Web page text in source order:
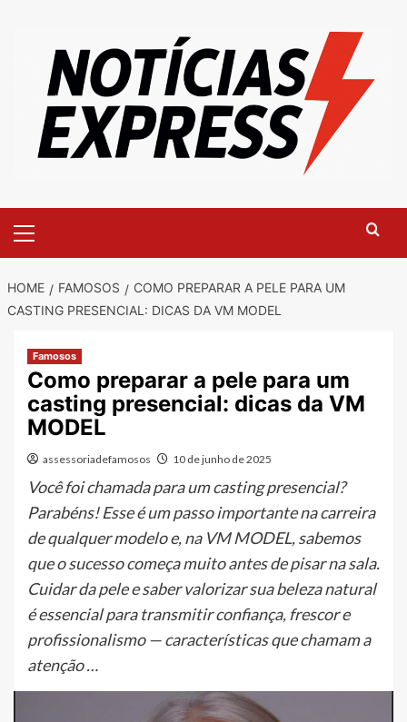
Menu
HOME FAMOSOS
COMO PREPARAR A PELE PARA UM
CASTING PRESENCIAL: DICAS DA VM MODEL
Famosos
Como preparar a pele para um
casting presencial: dicas da VM
MODEL
assessoriadefamosos 10 de junho de 2025
Você foi chamada para um casting presencial?
Parabéns! Esse é um passo importante na carreira
de qualquer modelo e, na VM MODEL, sabemos
que o sucesso começa muito antes de pisar na sala.
Cuidar da pele e saber valorizar sua beleza natural
é essencial para transmitir confiança, frescor e
profissionalismo — características que chamam a
atenção …